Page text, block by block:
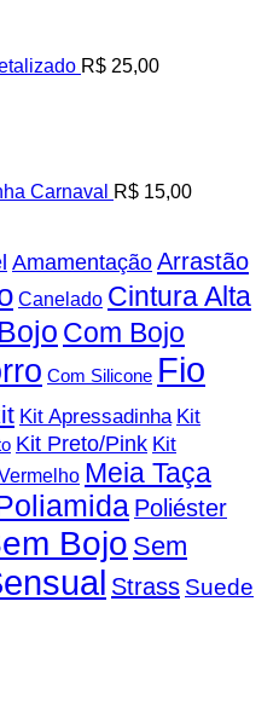
R$ 25,00
Carnaval R$ 15,00
Amamentação Arrastão
Canelado Cintura Alta
Com Bojo
Com Silicone Fio
Kit Apressadinha Kit
Kit Preto/Pink Kit
Meia Taça
Poliéster
Bojo Sem
Strass Suede